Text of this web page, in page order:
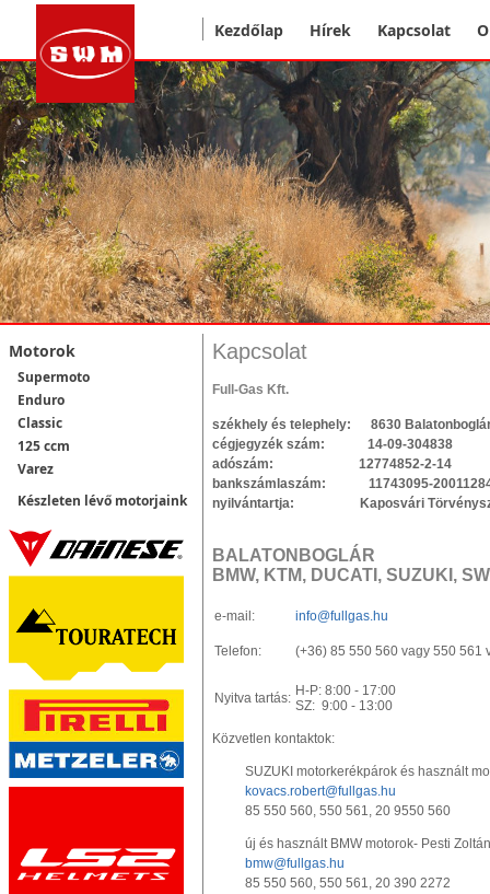
Kezdőlap Hírek Kapcsolat
Motorok
Supermoto
Enduro
Classic
125 ccm
Varez
Készleten lévő motorjaink
Kapcsolat
Full-Gas Kft.
székhely és telephely: 8630
cégjegyzék szám: 14-09-304838
adószám: 12774852-2-14
bankszámlaszám: 11743095-
nyilvántartja: Kaposvári
BALATONBOGLÁR
BMW, KTM, DUCATI, SUZUKI,
e-mail: info@fullgas.hu
Telefon: (+36) 85 550 560 vagy 550 561
Nyitva tartás: H-P: 8:00 - 17:00
SZ: 9:00 - 13:00
Közvetlen kontaktok:
SUZUKI motorkerékpárok és használt
kovacs.robert@fullgas.hu
85 550 560, 550 561, 20 9550 560
új és használt BMW motorok- Pesti Zoltán
bmw@fullgas.hu
85 550 560, 550 561, 20 390 2272